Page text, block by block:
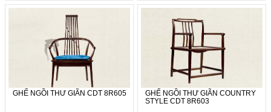
GHẾ NGỒI THƯ GIÃN CDT 8R605
GHẾ NGỒI THƯ GIÃN COUNTRY
STYLE CDT 8R603